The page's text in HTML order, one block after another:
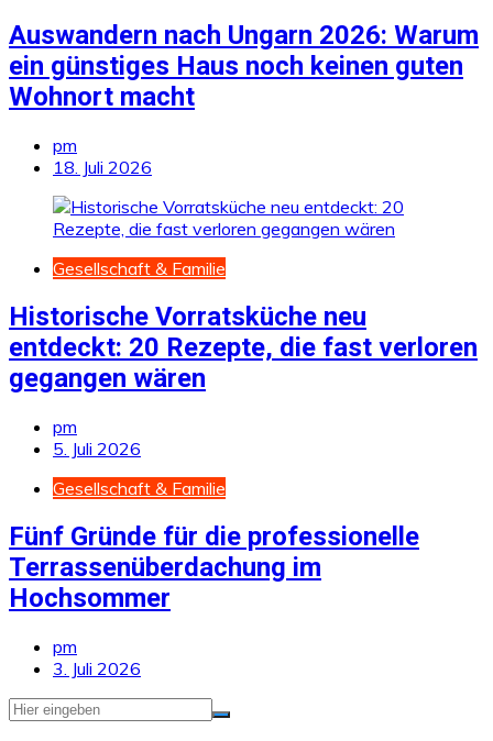
Auswandern nach Ungarn 2026: Warum
ein günstiges Haus noch keinen guten
Wohnort macht
pm
18. Juli 2026
Gesellschaft & Familie
Historische Vorratsküche neu
entdeckt: 20 Rezepte, die fast verloren
gegangen wären
pm
5. Juli 2026
Gesellschaft & Familie
Fünf Gründe für die professionelle
Terrassenüberdachung im
Hochsommer
pm
3. Juli 2026